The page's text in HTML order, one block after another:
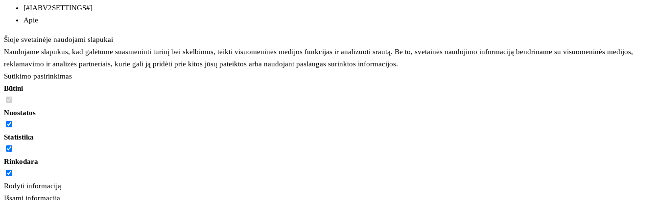
[#IABV2SETTINGS#]
Apie
Šioje svetainėje naudojami slapukai
Naudojame slapukus, kad galėtume suasmeninti turinį bei skelbimus, teikti visuomeninės medijos funkcijas ir analizuoti srautą. Be to, svetainės naudojimo informaciją bendriname su visuomeninės medijos,
reklamavimo ir analizės partneriais, kurie gali ją pridėti prie kitos jūsų pateiktos arba naudojant paslaugas surinktos informacijos.
Sutikimo pasirinkimas
Būtini
Nuostatos
Statistika
Rinkodara
Rodyti informaciją
Išsami informacija